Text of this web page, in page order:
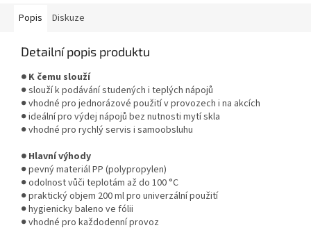
Popis Diskuze
Detailní popis produktu
● K čemu slouží
● slouží k podávání studených i teplých nápojů
● vhodné pro jednorázové použití v provozech i na akcích
● ideální pro výdej nápojů bez nutnosti mytí skla
● vhodné pro rychlý servis i samoobsluhu
● Hlavní výhody
● pevný materiál PP (polypropylen)
● odolnost vůči teplotám až do 100 °C
● praktický objem 200 ml pro univerzální použití
● hygienicky baleno ve fólii
● vhodné pro každodenní provoz